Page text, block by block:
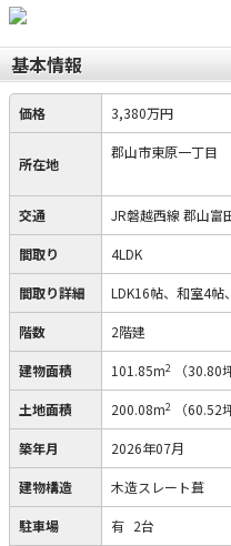
基本情報
価格 3,380万円
所在地
郡山市東原一丁目
交通 JR磐越西線 郡山富
間取り 4LDK
間取り詳細 LDK16帖、和室4
階数 2階建
建物面積 101.85m2 （30.80
土地面積 200.08m2 （60.52
築年月 2026年07月
建物構造 木造スレート葺
駐車場 有 2台